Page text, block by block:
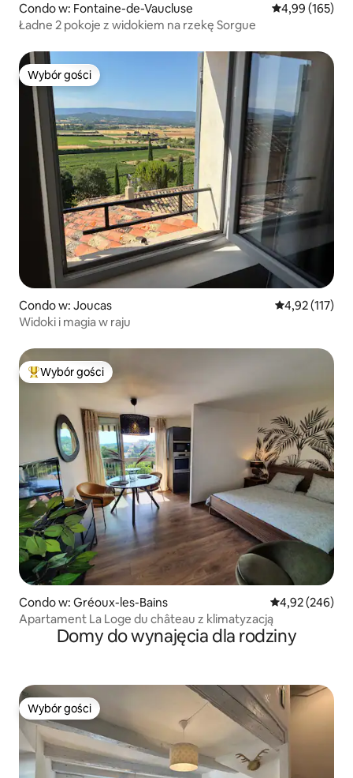
Condo w: Fontaine-de-Vaucluse Średnia
4,99 (165)
Ładne 2 pokoje z widokiem na rzekę Sorgue
Wybór gości
Wybór gości
Condo w: Joucas Średnia
4,92 (117)
Widoki i magia w raju
Najpopularniejsze z kategorii Wybór gości
Wybór gości
Condo w: Gréoux-les-Bains Średnia
4,92 (246)
Apartament La Loge du château z klimatyzacją
Domy do wynajęcia dla rodziny
Wybór gości
Wybór gości